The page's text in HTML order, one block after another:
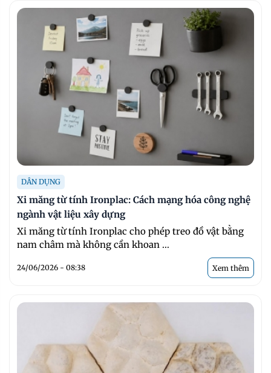
DÂN DỤNG
Xi măng từ tính Ironplac: Cách mạng hóa công nghệ
ngành vật liệu xây dựng
Xi măng từ tính Ironplac cho phép treo đồ vật bằng
nam châm mà không cần khoan ...
24/06/2026 - 08:38 Xem thêm